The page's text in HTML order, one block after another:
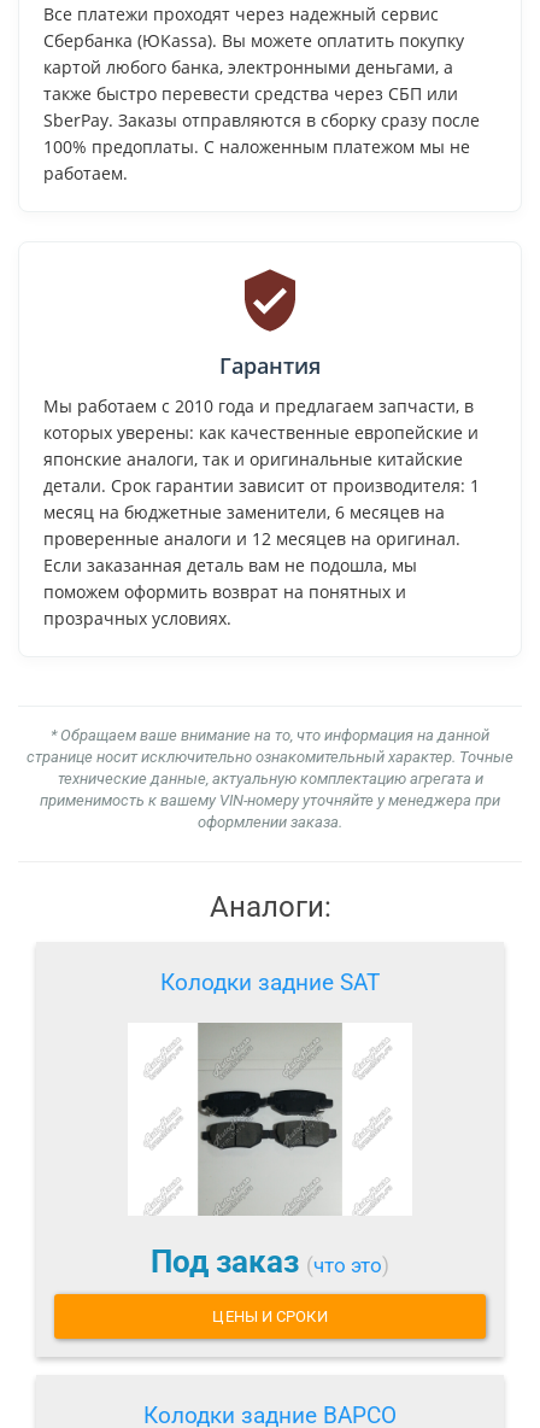
Все платежи проходят через надежный сервис
Сбербанка (ЮKassa). Вы можете оплатить покупку
картой любого банка, электронными деньгами, а
также быстро перевести средства через СБП или
SberPay. Заказы отправляются в сборку сразу после
100% предоплаты. С наложенным платежом мы не
работаем.
Гарантия
Мы работаем с 2010 года и предлагаем запчасти, в
которых уверены: как качественные европейские и
японские аналоги, так и оригинальные китайские
детали. Срок гарантии зависит от производителя: 1
месяц на бюджетные заменители, 6 месяцев на
проверенные аналоги и 12 месяцев на оригинал.
Если заказанная деталь вам не подошла, мы
поможем оформить возврат на понятных и
прозрачных условиях.
* Обращаем ваше внимание на то, что информация на данной
странице носит исключительно ознакомительный характер. Точные
технические данные, актуальную комплектацию агрегата и
применимость к вашему VIN-номеру уточняйте у менеджера при
оформлении заказа.
Аналоги:
Колодки задние SAT
Под заказ (что это)
ЦЕНЫ И СРОКИ
Колодки задние BAPCO